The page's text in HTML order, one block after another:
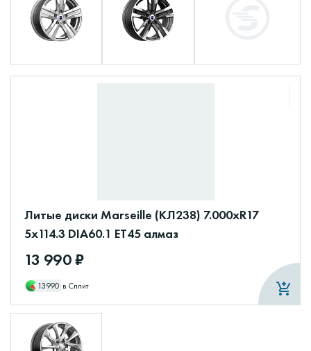
Литые диски Marseille (КЛ238) 7.000xR17
5x114.3 DIA60.1 ET45 алмаз
13 990 ₽
13990 в Сплит